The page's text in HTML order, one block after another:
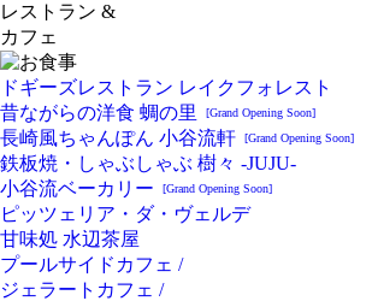
レストラン &
カフェ
ドギーズレストラン レイクフォレスト
昔ながらの洋食 蜩の里
[Grand Opening Soon]
長崎風ちゃんぽん 小谷流軒 [Grand Opening Soon]
鉄板焼・しゃぶしゃぶ 樹々 -JUJU-
小谷流ベーカリー
[Grand Opening Soon]
ピッツェリア・ダ・ヴェルデ
甘味処 水辺茶屋
プールサイドカフェ /
ジェラートカフェ /